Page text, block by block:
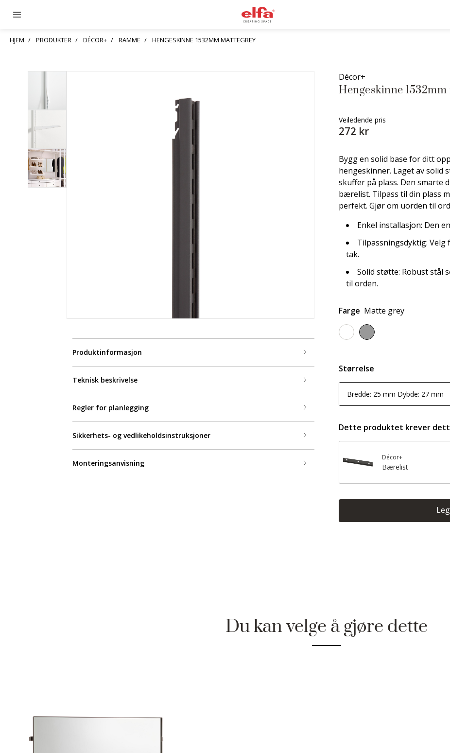
HJEM PRODUKTER DÉCOR+ RAMME HENGESKINNE 1532MM MATTEGREY
Produktinformasjon
Teknisk beskrivelse
Regler for planlegging
Sikkerhets- og vedlikeholdsinstruksjoner
Monteringsanvisning
Décor+
Hengeskinne
Veiledende pris
272 kr
Bygg en solid base for ditt
hengeskinner. Laget av solid
skuffer på plass. Den smarte
bærelist. Tilpass til din plass
perfekt. Gjør om uorden til
Enkel installasjon: Den
Tilpassningsdyktig:
tak.
Solid støtte: Robust stål
til orden.
Farge Matte grey
Størrelse
Bredde: 25 mm Dybde: 27 mm
Dette produktet krever
Décor+
Bærelist
Du kan velge å gjøre dette